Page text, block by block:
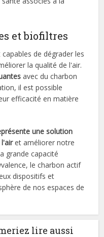
et biofiltres
de dégrader les
la qualité de l'air.
avec du charbon
il est possible
efficacité en matière
une solution
et améliorer notre
grande capacité
le charbon actif
dispositifs et
de nos espaces de
lire aussi